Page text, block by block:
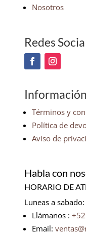
Nosotros
Redes
Información
Términos y
Política de
Aviso de
Habla con
HORARIO DE
Luneas a
Llámanos :
Email: